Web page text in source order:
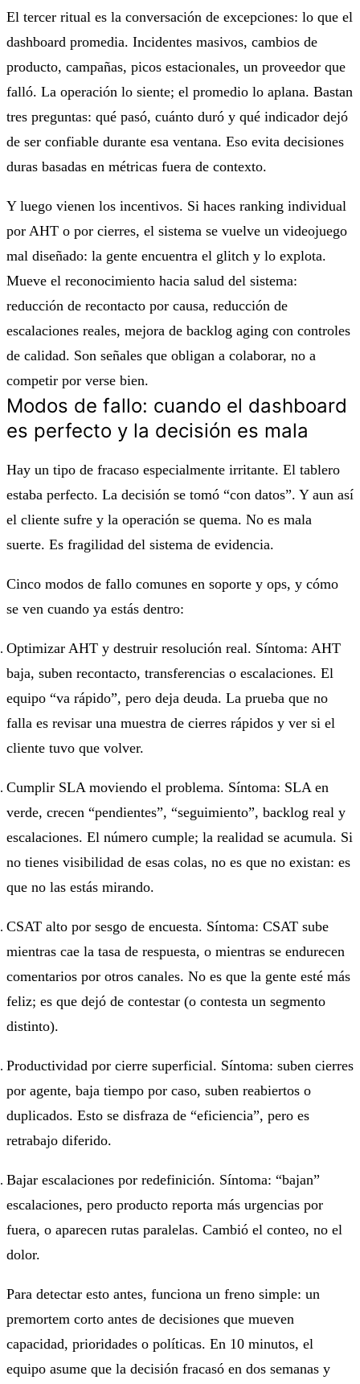
El tercer ritual es la conversación de excepciones: lo que el
dashboard promedia. Incidentes masivos, cambios de
producto, campañas, picos estacionales, un proveedor que
falló. La operación lo siente; el promedio lo aplana. Bastan
tres preguntas: qué pasó, cuánto duró y qué indicador dejó
de ser confiable durante esa ventana. Eso evita decisiones
duras basadas en métricas fuera de contexto.
Y luego vienen los incentivos. Si haces ranking individual
por AHT o por cierres, el sistema se vuelve un videojuego
mal diseñado: la gente encuentra el glitch y lo explota.
Mueve el reconocimiento hacia salud del sistema:
reducción de recontacto por causa, reducción de
escalaciones reales, mejora de backlog aging con controles
de calidad. Son señales que obligan a colaborar, no a
competir por verse bien.
Modos de fallo: cuando el dashboard
es perfecto y la decisión es mala
Hay un tipo de fracaso especialmente irritante. El tablero
estaba perfecto. La decisión se tomó “con datos”. Y aun así
el cliente sufre y la operación se quema. No es mala
suerte. Es fragilidad del sistema de evidencia.
Cinco modos de fallo comunes en soporte y ops, y cómo
se ven cuando ya estás dentro:
Optimizar AHT y destruir resolución real. Síntoma: AHT
baja, suben recontacto, transferencias o escalaciones. El
equipo “va rápido”, pero deja deuda. La prueba que no
falla es revisar una muestra de cierres rápidos y ver si el
cliente tuvo que volver.
Cumplir SLA moviendo el problema. Síntoma: SLA en
verde, crecen “pendientes”, “seguimiento”, backlog real y
escalaciones. El número cumple; la realidad se acumula. Si
no tienes visibilidad de esas colas, no es que no existan: es
que no las estás mirando.
CSAT alto por sesgo de encuesta. Síntoma: CSAT sube
mientras cae la tasa de respuesta, o mientras se endurecen
comentarios por otros canales. No es que la gente esté más
feliz; es que dejó de contestar (o contesta un segmento
distinto).
Productividad por cierre superficial. Síntoma: suben cierres
por agente, baja tiempo por caso, suben reabiertos o
duplicados. Esto se disfraza de “eficiencia”, pero es
retrabajo diferido.
Bajar escalaciones por redefinición. Síntoma: “bajan”
escalaciones, pero producto reporta más urgencias por
fuera, o aparecen rutas paralelas. Cambió el conteo, no el
dolor.
Para detectar esto antes, funciona un freno simple: un
premortem corto antes de decisiones que mueven
capacidad, prioridades o políticas. En 10 minutos, el
equipo asume que la decisión fracasó en dos semanas y